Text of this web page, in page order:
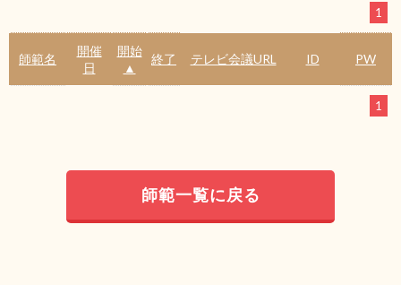
1
師範名
開催
日
開始
▲
終了 テレビ会議URL ID PW
1
師範一覧に戻る